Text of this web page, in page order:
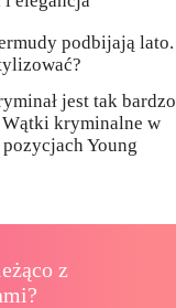
podbijają lato.
jest tak bardzo
kryminalne w
Young
z